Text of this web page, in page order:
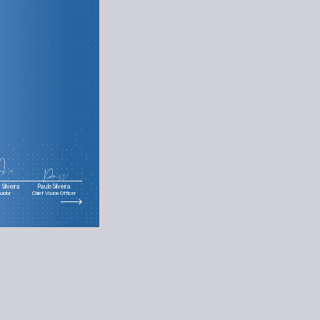
Paulo Silveira
Chief Vision Officer
unitários